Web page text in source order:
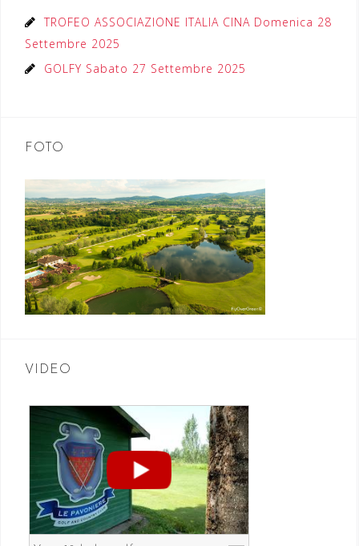
TROFEO ASSOCIAZIONE ITALIA CINA Domenica 28
Settembre 2025
GOLFY Sabato 27 Settembre 2025
FOTO
VIDEO